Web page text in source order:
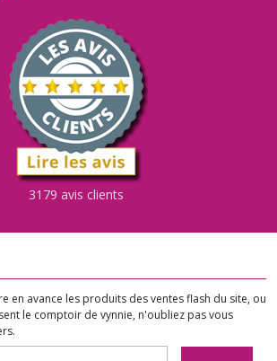
3179 avis clients
en avance les produits des ventes flash du site, ou
le comptoir de vynnie, n'oubliez pas vous